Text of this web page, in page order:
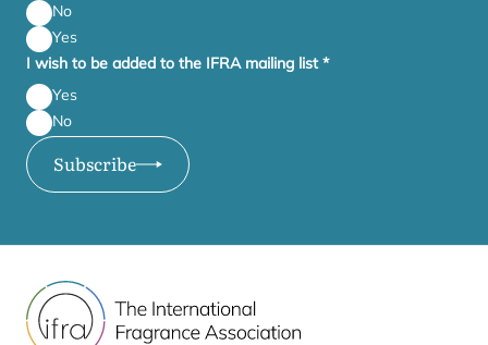
No
Yes
I wish to be added to the IFRA mailing list*
Yes
No
Subscribe